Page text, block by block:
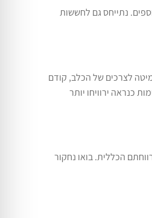
נתייחס גם לחששות
חשוב להתאים את המיטה לצרכים של הכלב, קודם
כנראה ירוויחו יותר
הכללית. בואו נחקור